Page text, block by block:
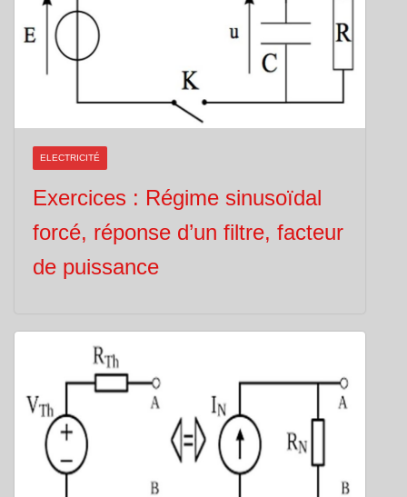
ELECTRICITÉ
Exercices : Régime sinusoïdal
forcé, réponse d’un filtre, facteur
de puissance